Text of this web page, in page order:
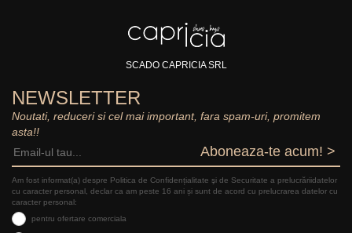
SCADO CAPRICIA SRL
NEWSLETTER
Noutati, reduceri si cel mai important, fara spam-uri, promitem
asta!!
Aboneaza-te acum! >
Am fost informat(a) despre Politica de Confidențialitate şi de Securitate a prelucrăriidatelor
cu caracter personal, declar ca am peste 16 ani și sunt de acord cu prelucrarea datelor cu
caracter personal:
pentru ofertare comerciala